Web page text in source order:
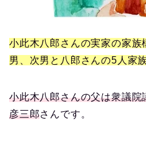
小此木八郎さんの実家の家族
男、次男と八郎さんの5人家族
小此木八郎さんの父は衆議
彦三郎さんです。